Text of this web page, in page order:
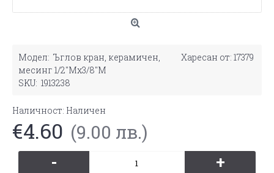
Харесан от: 17379
Модел: Ъглов кран, керамичен,
месинг 1/2"Мх3/8"М
SKU: 1913238
Наличност: Наличен
€4.60 (9.00 лв.)
- +